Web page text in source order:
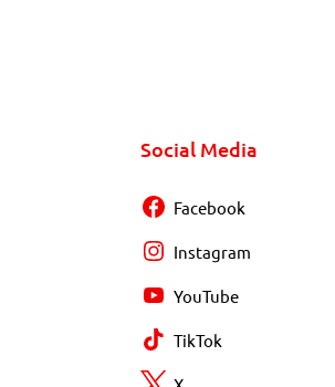
Social Media
Facebook
Instagram
YouTube
TikTok